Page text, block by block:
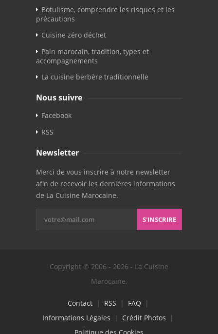
Botulisme, comprendre les risques et les
précautions
Cuisine zéro déchet
Pain marocain, tradition, types et
accompagnements
La cuisine berbère traditionnelle
Nous suivre
Facebook
RSS
Newsletter
Merci de vous inscrire à notre newsletter
afin de recevoir les dernières informations
de La Cuisine Marocaine.
S'INSCRIRE
Copyright © 2006 - 2026 - La Cuisine
Marocaine.
Contact| RSS | FAQ |
Informations Légales | Crédit Photos |